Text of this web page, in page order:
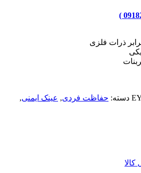
ذرات فلزی
دسته: حفاظت فردی, عینک ایمنی,